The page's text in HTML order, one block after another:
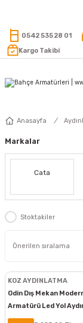
0542 535 28 01
Kargo Takibi
Anasayfa
Markalar
Cata
Stoktakiler
KOZ AYDINLATMA
Odin Dış Mekan
Armatürü Led Yol
Bollard Aydınlatma